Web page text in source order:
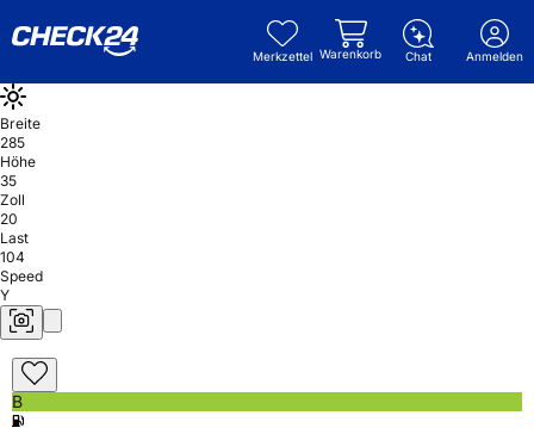
Merkzettel Warenkorb Chat Anmelden
Breite
285
Höhe
35
Zoll
20
Last
104
Speed
Y
B